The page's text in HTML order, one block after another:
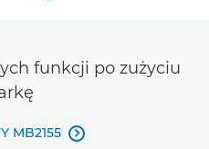
funkcji po zużyciu
MB2155 